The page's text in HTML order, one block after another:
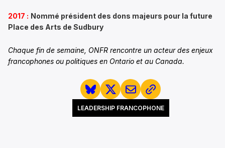
2017 : Nommé président des dons majeurs pour la future
Place des Arts de Sudbury
Chaque fin de semaine, ONFR rencontre un acteur des enjeux
francophones ou politiques en Ontario et au Canada.
LEADERSHIP FRANCOPHONE